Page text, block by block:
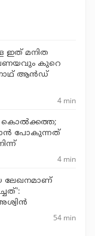
ഇത് മനിത
കുറെ
ആന്‍ഡ്
4 min
കൊല്‍ക്കത്ത;
പോകുന്നത്
4 min
ലേഖനമാണ്
54 min